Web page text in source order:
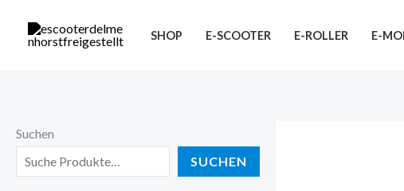
Inhalt
SHOP E-SCOOTER E-ROLLER E-
Suchen
SUCHEN
i
e
a
r
e